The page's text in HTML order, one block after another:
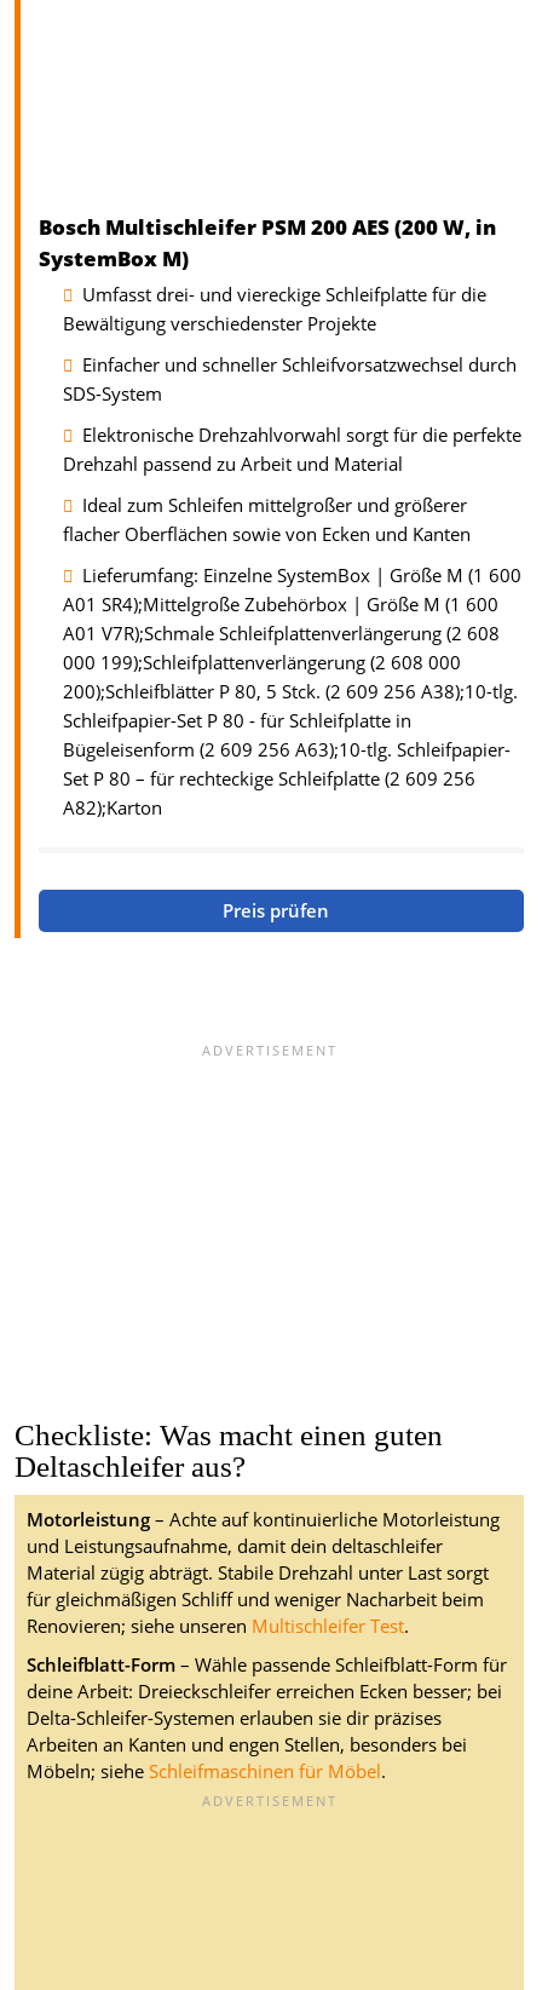
Bosch Multischleifer PSM 200 AES (200 W, in
SystemBox M)
Umfasst drei- und viereckige Schleifplatte für die
Bewältigung verschiedenster Projekte
Einfacher und schneller Schleifvorsatzwechsel durch
SDS-System
Elektronische Drehzahlvorwahl sorgt für die perfekte
Drehzahl passend zu Arbeit und Material
Ideal zum Schleifen mittelgroßer und größerer
flacher Oberflächen sowie von Ecken und Kanten
Lieferumfang: Einzelne SystemBox | Größe M (1 600
A01 SR4);Mittelgroße Zubehörbox | Größe M (1 600
A01 V7R);Schmale Schleifplattenverlängerung (2 608
000 199);Schleifplattenverlängerung (2 608 000
200);Schleifblätter P 80, 5 Stck. (2 609 256 A38);10-tlg.
Schleifpapier-Set P 80 - für Schleifplatte in
Bügeleisenform (2 609 256 A63);10-tlg. Schleifpapier-
Set P 80 – für rechteckige Schleifplatte (2 609 256
A82);Karton
Preis prüfen
Checkliste: Was macht einen guten
Deltaschleifer aus?
Motorleistung– Achte auf kontinuierliche Motorleistung
und Leistungsaufnahme, damit dein deltaschleifer
Material zügig abträgt. Stabile Drehzahl unter Last sorgt
für gleichmäßigen Schliff und weniger Nacharbeit beim
Renovieren; siehe unseren Multischleifer Test.
Schleifblatt-Form– Wähle passende Schleifblatt-Form für
deine Arbeit: Dreieckschleifer erreichen Ecken besser; bei
Delta-Schleifer-Systemen erlauben sie dir präzises
Arbeiten an Kanten und engen Stellen, besonders bei
Möbeln; sieheSchleifmaschinen für Möbel.